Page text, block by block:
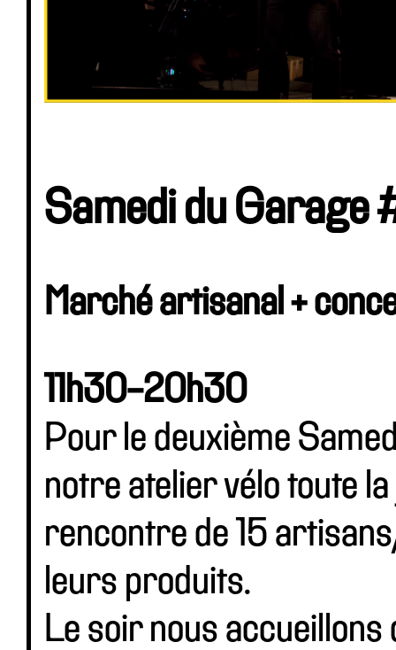
Samedi du Garage
Marché artisanal +
11h30-20h30
Pour le deuxième
notre atelier vélo toute
rencontre de 15
leurs produits.
Le soir nous